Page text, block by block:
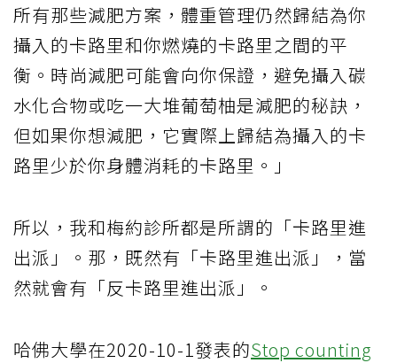
所有那些減肥方案，體重管理仍然歸結為你
攝入的卡路里和你燃燒的卡路里之間的平
衡。時尚減肥可能會向你保證，避免攝入碳
水化合物或吃一大堆葡萄柚是減肥的秘訣，
但如果你想減肥，它實際上歸結為攝入的卡
路里少於你身體消耗的卡路里。」
所以，我和梅約診所都是所謂的「卡路里進
出派」。那，既然有「卡路里進出派」，當
然就會有「反卡路里進出派」。
哈佛大學在2020-10-1發表的Stop counting